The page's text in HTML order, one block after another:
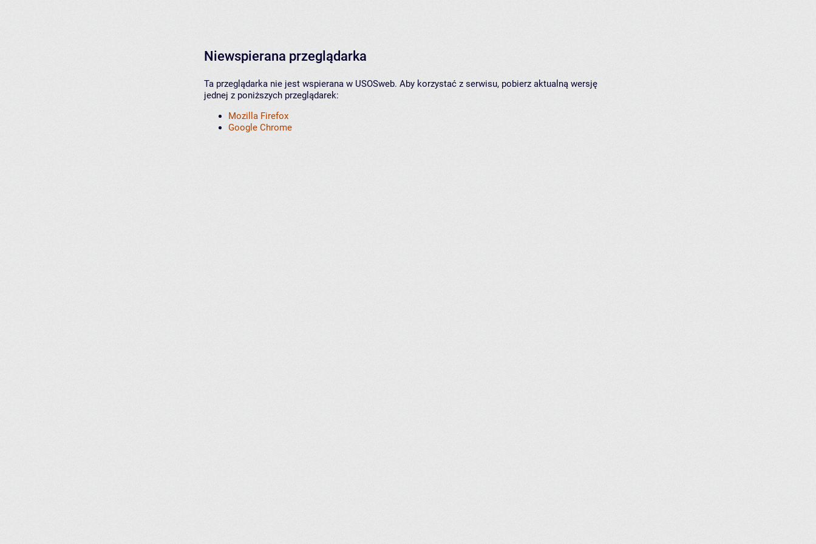
Niewspierana przeglądarka
Ta przeglądarka nie jest wspierana w USOSweb. Aby korzystać z serwisu, pobierz aktualną wersję
jednej z poniższych przeglądarek:
Mozilla Firefox
Google Chrome